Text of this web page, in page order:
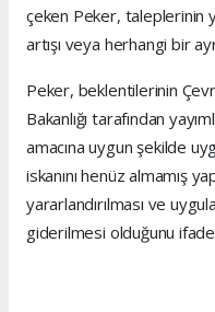
çeken Peker, taleplerinin
artışı veya herhangi bir
Peker, beklentilerinin
Bakanlığı tarafından
amacına uygun şekilde
iskanını henüz almamış
yararlandırılması ve
giderilmesi olduğunu